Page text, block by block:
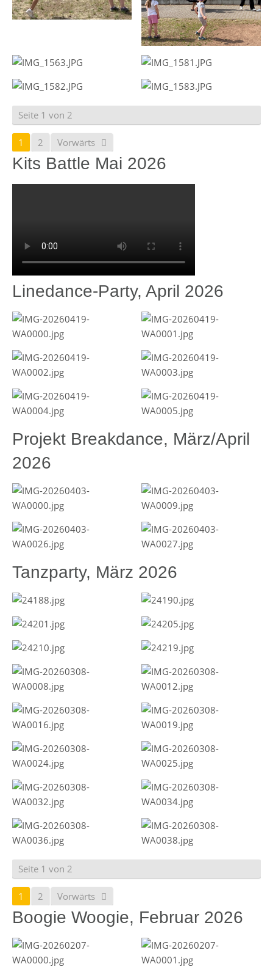
Seite 1 von 2
1 2 Vorwärts
Kits Battle Mai 2026
Linedance-Party, April 2026
Projekt Breakdance, März/April
2026
Tanzparty, März 2026
Seite 1 von 2
1 2 Vorwärts
Boogie Woogie, Februar 2026